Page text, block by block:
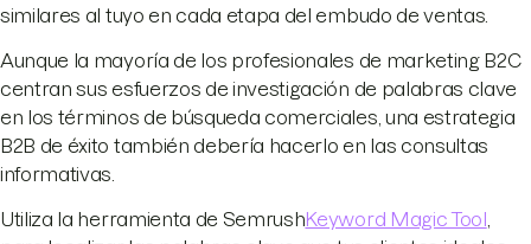
similares al tuyo en cada etapa del embudo de ventas.
Aunque la mayoría de los profesionales de marketing B2C
centran sus esfuerzos de investigación de palabras clave
en los términos de búsqueda comerciales, una estrategia
B2B de éxito también debería hacerlo en las consultas
informativas.
Utiliza la herramienta de SemrushKeyword Magic Tool